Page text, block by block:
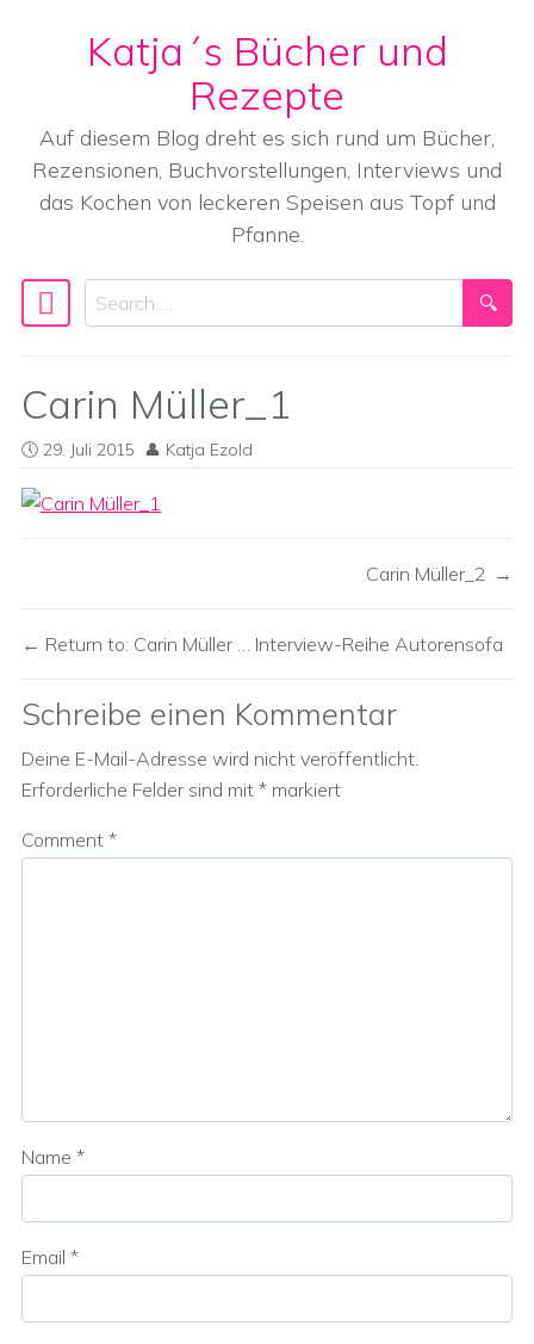
Skip to content
Katja´s Bücher und
Rezepte
Auf diesem Blog dreht es sich rund um Bücher,
Rezensionen, Buchvorstellungen, Interviews und
das Kochen von leckeren Speisen aus Topf und
Pfanne.
Main Navigation
Search
Carin Müller_1
29. Juli 2015 Katja Ezold
Carin Müller_2
Return to: Carin Müller … Interview-Reihe Autorensofa
Schreibe einen Kommentar
Deine E-Mail-Adresse wird nicht veröffentlicht.
Erforderliche Felder sind mit * markiert
Comment *
Name *
Email *